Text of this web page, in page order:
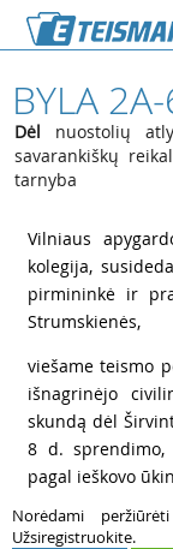
BYLA
Dėl nuostolių
savarankiškų
tarnyba
Vilniaus
kolegija,
pirmininkė ir
Strumskienės,
viešame teismo
išnagrinėjo
skundą dėl
8 d. sprendimo,
pagal ieškovo
Norėdami
Užsiregistruokite.